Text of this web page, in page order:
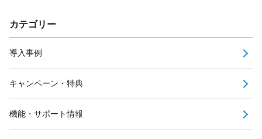
カテゴリー
導入事例
キャンペーン・特典
機能・サポート情報